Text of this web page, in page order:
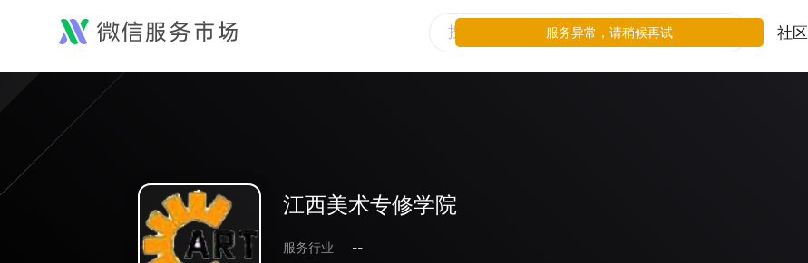
社区
江西美术专修学院
服务行业
--
服务异常，请稍候再试